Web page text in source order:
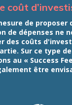
coût
de proposer
de dépenses ne
des coûts
Sur ce type
au « Success
être